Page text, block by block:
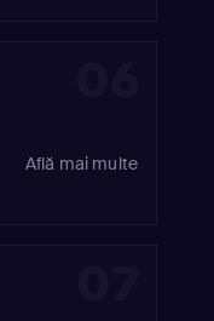
Află mai multe